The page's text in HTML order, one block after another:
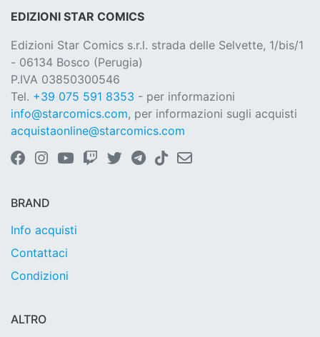
EDIZIONI STAR COMICS
Edizioni Star Comics s.r.l. strada delle Selvette, 1/bis/1
- 06134 Bosco (Perugia)
P.IVA 03850300546
Tel. +39 075 591 8353 - per informazioni
info@starcomics.com, per informazioni sugli acquisti
acquistaonline@starcomics.com
BRAND
Info acquisti
Contattaci
Condizioni
ALTRO